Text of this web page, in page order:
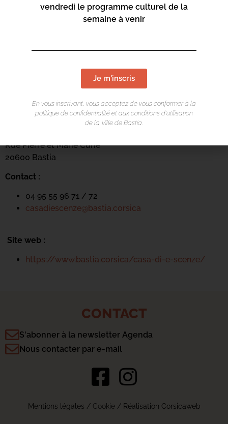
LIEU DE L'ÉVÉNEMENT
Rue Pierre et Marie Curie
20600 Bastia
Contact :
04 95 55 96 71 / 72
casadiescenze@bastia.corsica
Site web :
https://www.bastia.corsica/casa-di-e-scenze/
CONTACT
S'abonner à la newsletter Agenda
Nous contacter par e-mail
Mentions légales / Cookie/ Réalisation Corsicaweb
vendredi le programme culturel de la
semaine à venir
Je m'inscris
En vous inscrivant, vous acceptez de vous conformer à la
politique de confidentialité et aux conditions d’utilisation
de la Ville de Bastia.